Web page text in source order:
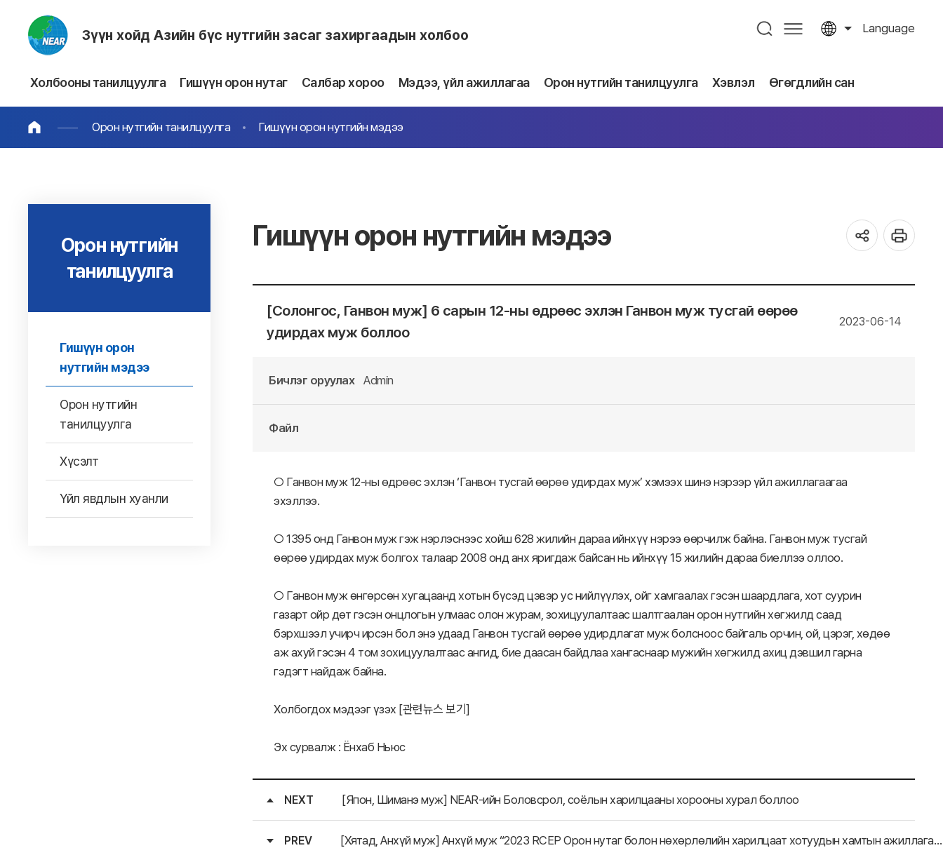
Зүүн хойд Азийн бүс нутгийн засаг захиргаадын холбоо Language
Холбооны танилцуулга Гишүүн орон нутаг Салбар хороо Мэдээ, үйл ажиллагаа Орон нутгийн танилцуулга Хэвлэл Өгөгдлийн сан
Орон нутгийн танилцуулга Гишүүн орон нутгийн мэдээ
Орон нутгийн
танилцуулга
Гишүүн орон
нутгийн мэдээ
Орон нутгийн
танилцуулга
Хүсэлт
Үйл явдлын хуанли
Гишүүн орон нутгийн мэдээ
[Солонгос, Ганвон муж] 6 сарын 12-ны өдрөөс эхлэн Ганвон муж тусгай өөрөө
удирдах муж боллоо
2023-06-14
Бичлэг оруулах Admin
Файл
○ Ганвон муж 12-ны өдрөөс эхлэн ‘Ганвон тусгай өөрөө удирдах муж’ хэмээх шинэ нэрээр үйл ажиллагаагаа
эхэллээ.
○ 1395 онд Ганвон муж гэж нэрлэснээс хойш 628 жилийн дараа ийнхүү нэрээ өөрчилж байна. Ганвон муж тусгай
өөрөө удирдах муж болгох талаар 2008 онд анх яригдаж байсан нь ийнхүү 15 жилийн дараа биеллээ оллоо.
○ Ганвон муж өнгөрсөн хугацаанд хотын бүсэд цэвэр ус нийлүүлэх, ойг хамгаалах гэсэн шаардлага, хот суурин
газарт ойр дөт гэсэн онцлогын улмаас олон журам, зохицуулалтаас шалтгаалан орон нутгийн хөгжилд саад
бэрхшээл учирч ирсэн бол энэ удаад Ганвон тусгай өөрөө удирдлагат муж болсноос байгаль орчин, ой, цэрэг, хөдөө
аж ахуй гэсэн 4 том зохицуулалтаас ангид, бие даасан байдлаа хангаснаар мужийн хөгжилд ахиц дэвшил гарна
гэдэгт найдаж байна.
Холбогдох мэдээг үзэх [관련뉴스 보기 ]
Эх сурвалж : Ёнхаб Ньюс
NEXT [Япон, Шиманэ муж] NEAR-ийн Боловсрол, соёлын харилцааны хорооны хурал боллоо
PREV [Хятад, Анхүй муж] Анхүй муж “2023 RCEP Орон нутаг болон нөхөрлөлийн харилцаат хотуудын хамтын ажиллагааны форум зохион байгуулав.